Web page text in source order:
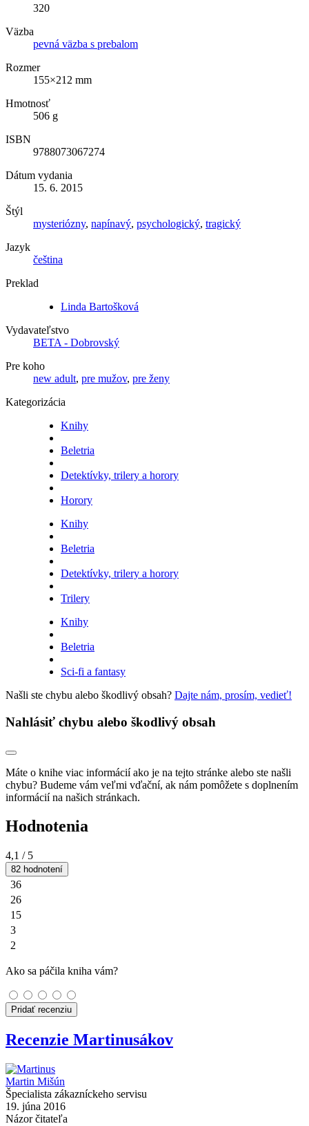
320
Väzba
pevná väzba s prebalom
Rozmer
155×212 mm
Hmotnosť
506 g
ISBN
9788073067274
Dátum vydania
15. 6. 2015
Štýl
mysteriózny, napínavý, psychologický, tragický
Jazyk
čeština
Preklad
Linda Bartošková
Vydavateľstvo
BETA - Dobrovský
Pre koho
new adult, pre mužov, pre ženy
Kategorizácia
Knihy
Beletria
Detektívky, trilery a horory
Horory
Knihy
Beletria
Detektívky, trilery a horory
Trilery
Knihy
Beletria
Sci-fi a fantasy
Našli ste chybu alebo škodlivý obsah? Dajte nám, prosím, vedieť!
Nahlásiť chybu alebo škodlivý obsah
Máte o knihe viac informácií ako je na tejto stránke alebo ste našli
chybu? Budeme vám veľmi vďační, ak nám pomôžete s doplnením
informácií na našich stránkach.
Hodnotenia
4,1 / 5
82 hodnotení
36
26
15
3
2
Ako sa páčila kniha vám?
Pridať recenziu
Recenzie Martinusákov
Martin Mišún
Špecialista zákazníckeho servisu
19. júna 2016
Názor čitateľa